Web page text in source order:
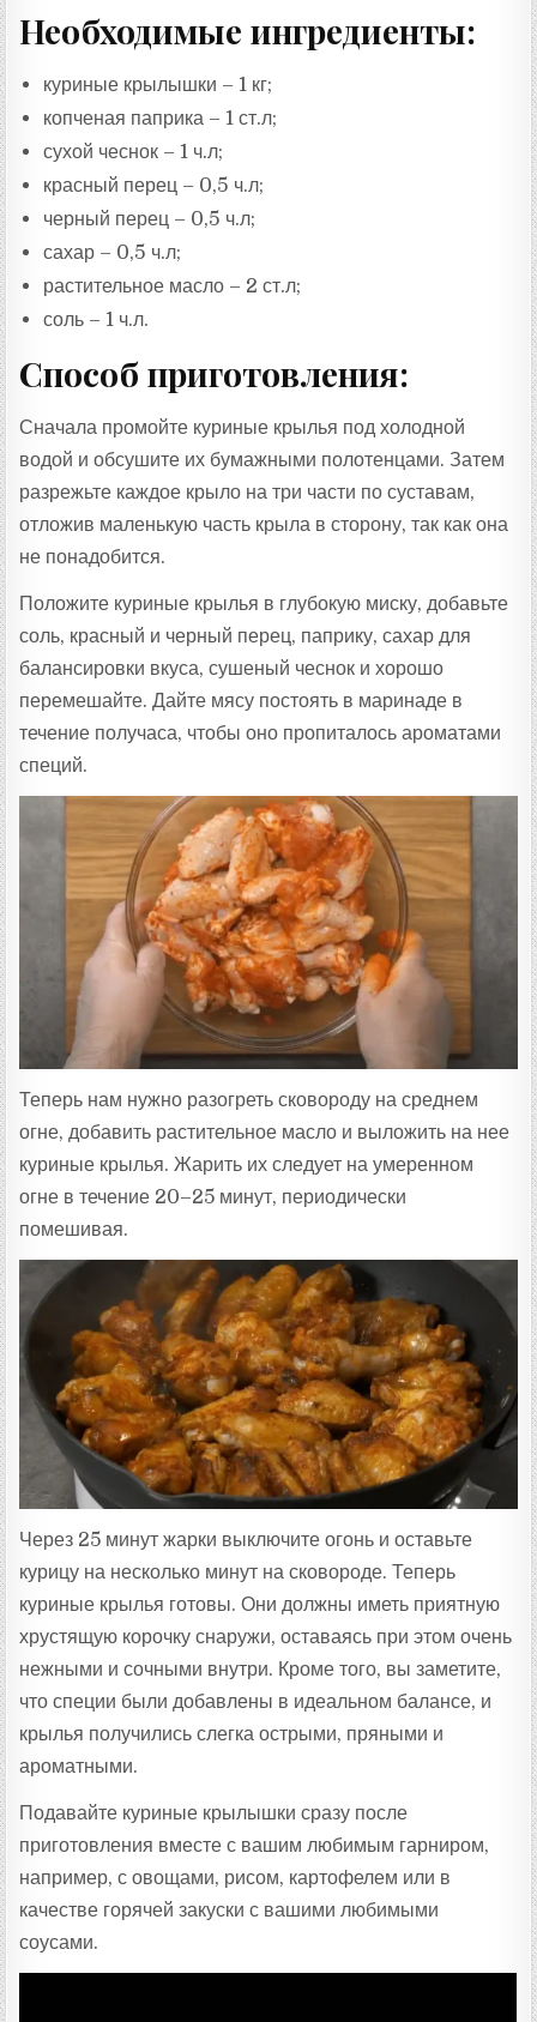
Необходимые ингредиенты:
куриные крылышки – 1 кг;
копченая паприка – 1 ст.л;
сухой чеснок – 1 ч.л;
красный перец – 0,5 ч.л;
черный перец – 0,5 ч.л;
сахар – 0,5 ч.л;
растительное масло – 2 ст.л;
соль – 1 ч.л.
Способ приготовления:
Сначала промойте куриные крылья под холодной
водой и обсушите их бумажными полотенцами. Затем
разрежьте каждое крыло на три части по суставам,
отложив маленькую часть крыла в сторону, так как она
не понадобится.
Положите куриные крылья в глубокую миску, добавьте
соль, красный и черный перец, паприку, сахар для
балансировки вкуса, сушеный чеснок и хорошо
перемешайте. Дайте мясу постоять в маринаде в
течение получаса, чтобы оно пропиталось ароматами
специй.
Теперь нам нужно разогреть сковороду на среднем
огне, добавить растительное масло и выложить на нее
куриные крылья. Жарить их следует на умеренном
огне в течение 20–25 минут, периодически
помешивая.
Через 25 минут жарки выключите огонь и оставьте
курицу на несколько минут на сковороде. Теперь
куриные крылья готовы. Они должны иметь приятную
хрустящую корочку снаружи, оставаясь при этом очень
нежными и сочными внутри. Кроме того, вы заметите,
что специи были добавлены в идеальном балансе, и
крылья получились слегка острыми, пряными и
ароматными.
Подавайте куриные крылышки сразу после
приготовления вместе с вашим любимым гарниром,
например, с овощами, рисом, картофелем или в
качестве горячей закуски с вашими любимыми
соусами.